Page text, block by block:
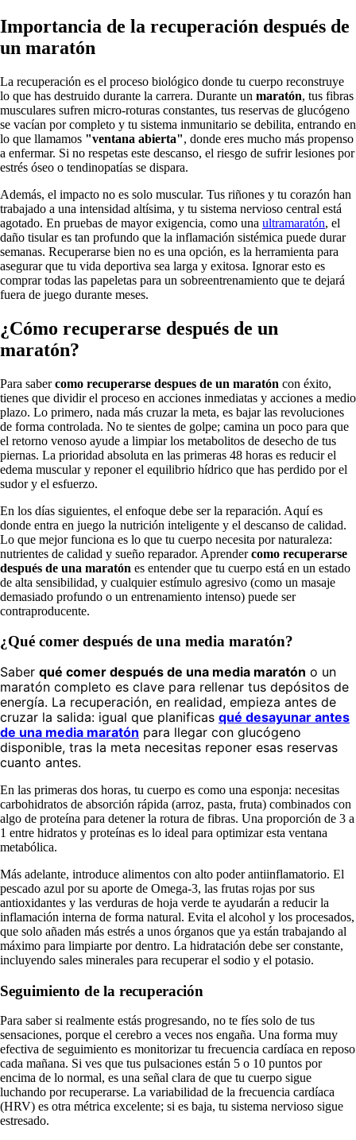
Importancia de la recuperación después de
un maratón
La recuperación es el proceso biológico donde tu cuerpo reconstruye
lo que has destruido durante la carrera. Durante un maratón, tus fibras
musculares sufren micro-roturas constantes, tus reservas de glucógeno
se vacían por completo y tu sistema inmunitario se debilita, entrando en
lo que llamamos "ventana abierta", donde eres mucho más propenso
a enfermar. Si no respetas este descanso, el riesgo de sufrir lesiones por
estrés óseo o tendinopatías se dispara.
Además, el impacto no es solo muscular. Tus riñones y tu corazón han
trabajado a una intensidad altísima, y tu sistema nervioso central está
agotado. En pruebas de mayor exigencia, como una ultramaratón, el
daño tisular es tan profundo que la inflamación sistémica puede durar
semanas. Recuperarse bien no es una opción, es la herramienta para
asegurar que tu vida deportiva sea larga y exitosa. Ignorar esto es
comprar todas las papeletas para un sobreentrenamiento que te dejará
fuera de juego durante meses.
¿Cómo recuperarse después de un
maratón?
Para sabercomo recuperarse despues de un maratón con éxito,
tienes que dividir el proceso en acciones inmediatas y acciones a medio
plazo. Lo primero, nada más cruzar la meta, es bajar las revoluciones
de forma controlada. No te sientes de golpe; camina un poco para que
el retorno venoso ayude a limpiar los metabolitos de desecho de tus
piernas. La prioridad absoluta en las primeras 48 horas es reducir el
edema muscular y reponer el equilibrio hídrico que has perdido por el
sudor y el esfuerzo.
En los días siguientes, el enfoque debe ser la reparación. Aquí es
donde entra en juego la nutrición inteligente y el descanso de calidad.
Lo que mejor funciona es lo que tu cuerpo necesita por naturaleza:
nutrientes de calidad y sueño reparador. Aprendercomo recuperarse
después de una maratón es entender que tu cuerpo está en un estado
de alta sensibilidad, y cualquier estímulo agresivo (como un masaje
demasiado profundo o un entrenamiento intenso) puede ser
contraproducente.
¿Qué comer después de una media maratón?
Saber qué comer después de una media maratón o un
maratón completo es clave para rellenar tus depósitos de
energía. La recuperación, en realidad, empieza antes de
cruzar la salida: igual que planificas qué desayunar antes
de una media maratón para llegar con glucógeno
disponible, tras la meta necesitas reponer esas reservas
cuanto antes.
En las primeras dos horas, tu cuerpo es como una esponja: necesitas
carbohidratos de absorción rápida (arroz, pasta, fruta) combinados con
algo de proteína para detener la rotura de fibras. Una proporción de 3 a
1 entre hidratos y proteínas es lo ideal para optimizar esta ventana
metabólica.
Más adelante, introduce alimentos con alto poder antiinflamatorio. El
pescado azul por su aporte de Omega-3, las frutas rojas por sus
antioxidantes y las verduras de hoja verde te ayudarán a reducir la
inflamación interna de forma natural. Evita el alcohol y los procesados,
que solo añaden más estrés a unos órganos que ya están trabajando al
máximo para limpiarte por dentro. La hidratación debe ser constante,
incluyendo sales minerales para recuperar el sodio y el potasio.
Seguimiento de la recuperación
Para saber si realmente estás progresando, no te fíes solo de tus
sensaciones, porque el cerebro a veces nos engaña. Una forma muy
efectiva de seguimiento es monitorizar tu frecuencia cardíaca en reposo
cada mañana. Si ves que tus pulsaciones están 5 o 10 puntos por
encima de lo normal, es una señal clara de que tu cuerpo sigue
luchando por recuperarse. La variabilidad de la frecuencia cardíaca
(HRV) es otra métrica excelente; si es baja, tu sistema nervioso sigue
estresado.